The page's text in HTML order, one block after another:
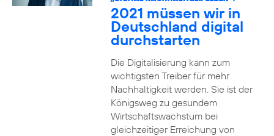
2021 müssen wir in
Deutschland digital
durchstarten
Die Digitalisierung kann zum
wichtigsten Treiber für mehr
Nachhaltigkeit werden. Sie ist der
Königsweg zu gesundem
Wirtschaftswachstum bei
gleichzeitiger Erreichung von